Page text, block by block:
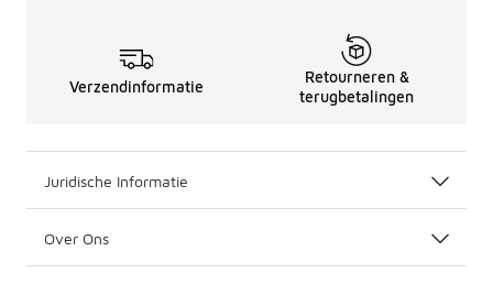
Verzendinformatie
Retourneren &
terugbetalingen
Juridische Informatie
Over Ons